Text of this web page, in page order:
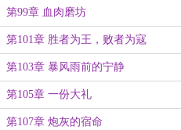
第99章 血肉磨坊
第101章 胜者为王，败者为寇
第103章 暴风雨前的宁静
第105章 一份大礼
第107章 炮灰的宿命